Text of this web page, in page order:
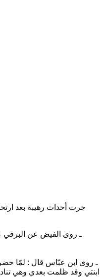
جرت أحداث رهيبة بعد
1 ـ روى الفيض عن
2 ـ روى ابن عبّاس قال : لمّا
ابنتي وقد ظلمت بعدي وهي تنادي